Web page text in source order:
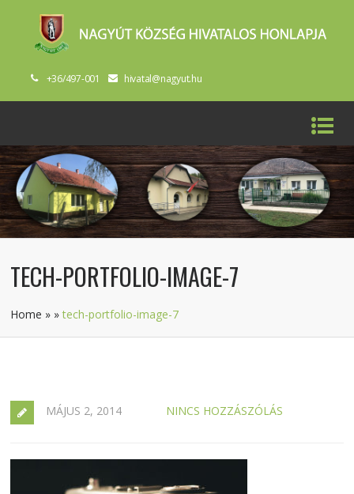
+36/497-001 hivatal@nagyut.hu
TECH-PORTFOLIO-IMAGE-7
Home » »tech-portfolio-image-7
MÁJUS 2, 2014 NINCS HOZZÁSZÓLÁS